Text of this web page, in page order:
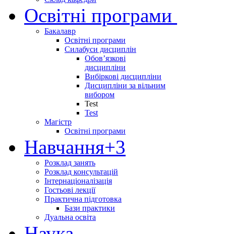
Освітні програми
Бакалавр
Освітні програми
Силабуси дисциплін
Обов’язкові
дисципліни
Вибіркові дисципліни
Дисципліни за вільним
вибором
Test
Test
Магістр
Освітні програми
Навчання+3
Розклад занять
Розклад консультацій
Інтернаціоналізація
Гостьові лекції
Практична підготовка
Бази практики
Дуальна освіта